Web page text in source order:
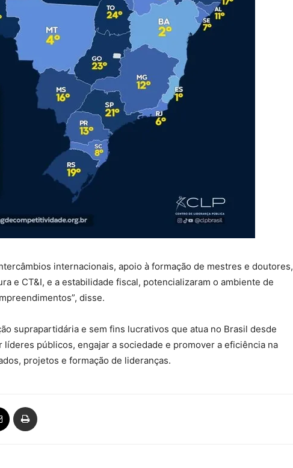
internacionais, apoio à formação de mestres e doutores,
e CT&I, e a estabilidade fiscal, potencializaram o ambiente de
disse.
suprapartidária e sem fins lucrativos que atua no Brasil desde
líderes públicos, engajar a sociedade e promover a eficiência na
projetos e formação de lideranças.